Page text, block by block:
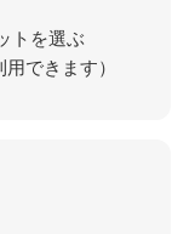
トを選ぶ
できます）